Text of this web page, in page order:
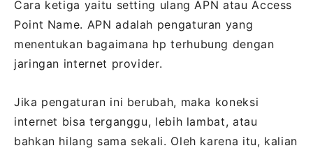
Cara ketiga yaitu setting ulang APN atau Access
Point Name. APN adalah pengaturan yang
menentukan bagaimana hp terhubung dengan
jaringan internet provider.
Jika pengaturan ini berubah, maka koneksi
internet bisa terganggu, lebih lambat, atau
bahkan hilang sama sekali. Oleh karena itu, kalian